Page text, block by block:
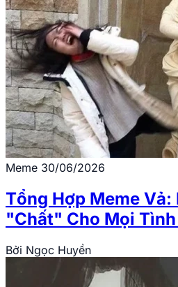
Meme 30/06/2026
Tổng Hợp Meme Vả:
"Chất" Cho Mọi
Bởi Ngọc Huyền